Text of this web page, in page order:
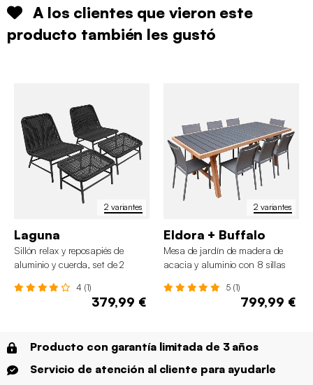
A los clientes que vieron este
producto también les gustó
2 variantes
Laguna
Sillón relax y reposapiés de
aluminio y cuerda, set de 2
4 (1)
379,99 €
2 variantes
Eldora + Buffalo
Mesa de jardín de madera de
acacia y aluminio con 8 sillas
5 (1)
799,99 €
Producto con garantía limitada de 3 años
Servicio de atención al cliente para ayudarle